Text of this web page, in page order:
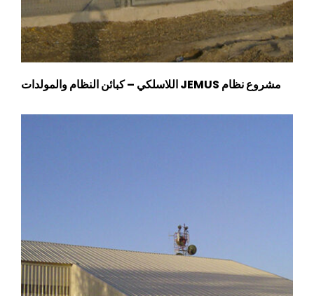
مشروع نظام JEMUS اللاسلكي – كبائن النظام والمولدات